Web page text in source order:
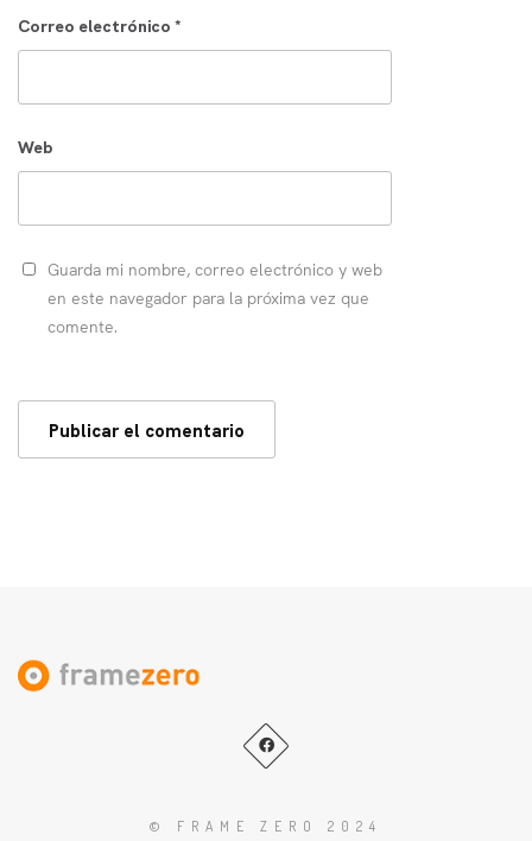
Correo electrónico*
Web
Guarda mi nombre, correo electrónico y web
en este navegador para la próxima vez que
comente.
© FRAME ZERO 2024